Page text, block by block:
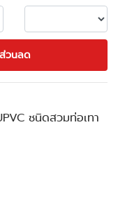
วนลด
ชนิดสวมท่อเทา